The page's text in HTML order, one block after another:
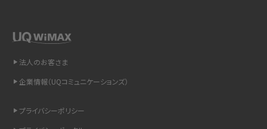
詳しく解説
Wi-Fiを快適に使うための速度はどれくらい？用途別の目安・回線ごとの平均を
紹介
LINEの着信音や通知音の設定・変更方法を解説！鳴らない場合の対処法も紹介
法人のお客さま
企業情報（UQコミュニケーションズ）
プライバシーポリシー